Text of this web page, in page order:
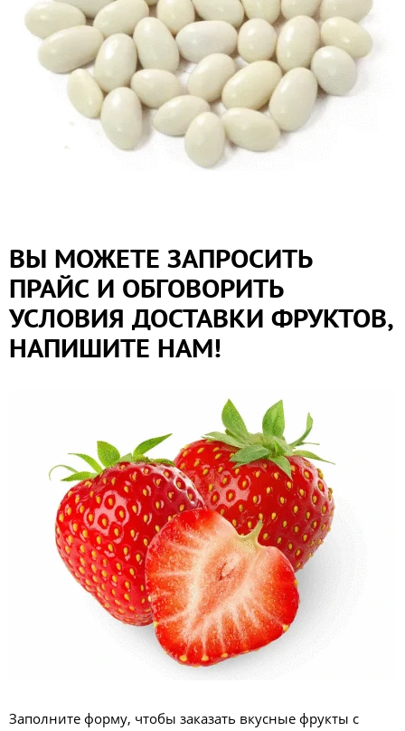
ВЫ МОЖЕТЕ ЗАПРОСИТЬ
ПРАЙС И ОБГОВОРИТЬ
УСЛОВИЯ ДОСТАВКИ ФРУКТОВ,
НАПИШИТЕ НАМ!
Заполните форму, чтобы заказать вкусные фрукты с